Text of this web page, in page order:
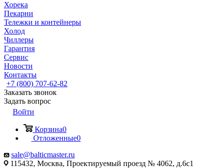
Хорека
Пекарни
Тележки и контейнеры
Холод
Чиллеры
Гарантия
Сервис
Новости
Контакты
+7 (800) 707-62-82
Заказать звонок
Задать вопрос
Войти
Корзина0
Отложенные0
sale@balticmaster.ru
115432, Москва, Проектируемый проезд № 4062, д.6с1